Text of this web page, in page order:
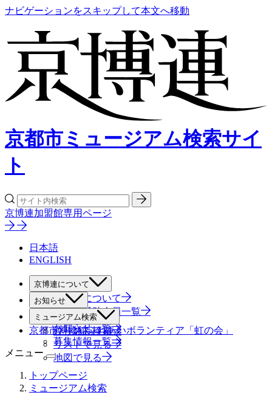
ナビゲーションをスキップして本文へ移動
京都市ミュージアム検索サイ
ト
京博連加盟館専用ページ
日本語
ENGLISH
京博連について
京博連について
役員・賛助会員一覧
お知らせ
すべて
お知らせ一覧
募集情報一覧
ミュージアム検索
絞り込み検索
リストで見る
地図で見る
京都市博物館ふれあいボランティア「虹の会」
メニュー
トップページ
ミュージアム検索